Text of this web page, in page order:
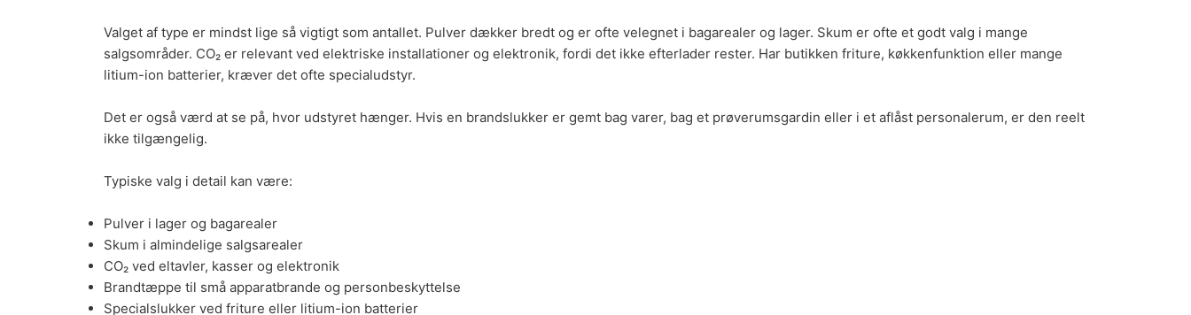
Valget af type er mindst lige så vigtigt som antallet. Pulver dækker bredt og er ofte velegnet i bagarealer og lager. Skum er ofte et godt valg i mange
salgsområder. CO₂ er relevant ved elektriske installationer og elektronik, fordi det ikke efterlader rester. Har butikken friture, køkkenfunktion eller mange
litium-ion batterier, kræver det ofte specialudstyr.
Det er også værd at se på, hvor udstyret hænger. Hvis en brandslukker er gemt bag varer, bag et prøverumsgardin eller i et aflåst personalerum, er den reelt
ikke tilgængelig.
Typiske valg i detail kan være:
Pulver i lager og bagarealer
Skum i almindelige salgsarealer
CO₂ ved eltavler, kasser og elektronik
Brandtæppe til små apparatbrande og personbeskyttelse
Specialslukker ved friture eller litium-ion batterier